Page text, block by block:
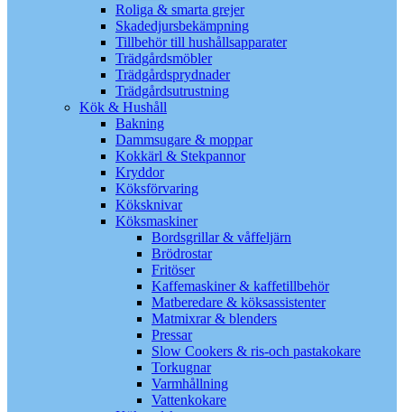
Roliga & smarta grejer
Skadedjursbekämpning
Tillbehör till hushållsapparater
Trädgårdsmöbler
Trädgårdsprydnader
Trädgårdsutrustning
Kök & Hushåll
Bakning
Dammsugare & moppar
Kokkärl & Stekpannor
Kryddor
Köksförvaring
Köksknivar
Köksmaskiner
Bordsgrillar & våffeljärn
Brödrostar
Fritöser
Kaffemaskiner & kaffetillbehör
Matberedare & köksassistenter
Matmixrar & blenders
Pressar
Slow Cookers & ris-och pastakokare
Torkugnar
Varmhållning
Vattenkokare